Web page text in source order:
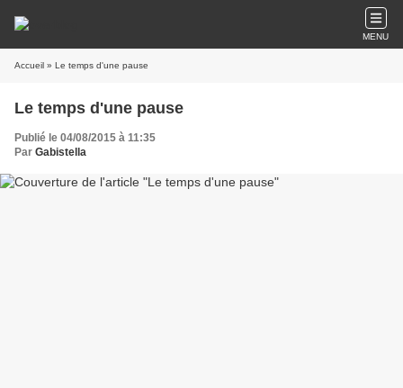
MENU
Accueil » Le temps d'une pause
Le temps d'une pause
Publié le 04/08/2015 à 11:35
Par Gabistella